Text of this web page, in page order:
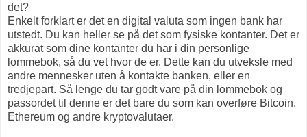
det?
Enkelt forklart er det en digital valuta som ingen bank har
utstedt. Du kan heller se på det som fysiske kontanter. Det er
akkurat som dine kontanter du har i din personlige
lommebok, så du vet hvor de er. Dette kan du utveksle med
andre mennesker uten å kontakte banken, eller en
tredjepart. Så lenge du tar godt vare på din lommebok og
passordet til denne er det bare du som kan overføre Bitcoin,
Ethereum og andre kryptovalutaer.